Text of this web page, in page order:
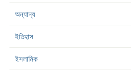
অন্যান্য
ইতিহাস
ইসলামিক